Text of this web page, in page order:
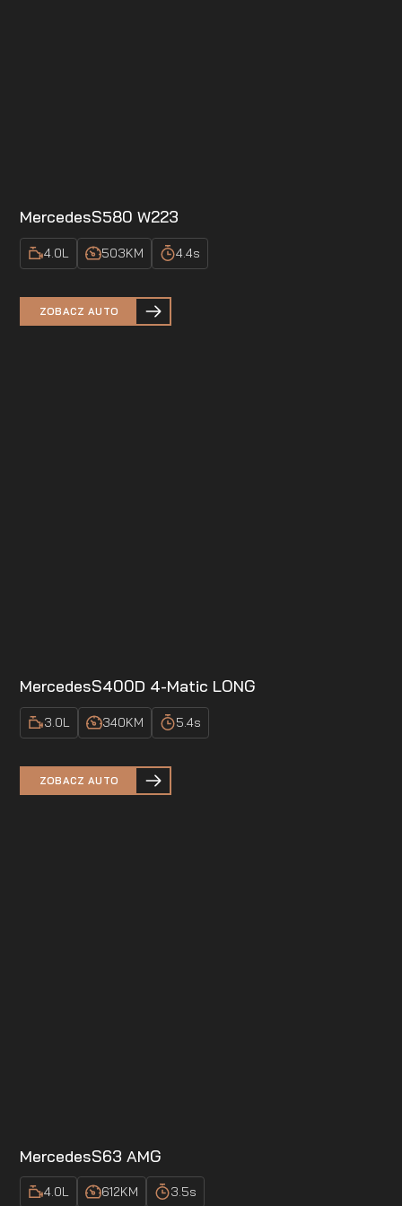
MercedesS580 W223
4.0L 503KM 4.4s
ZOBACZ AUTO
MercedesS400D 4-Matic LONG
3.0L 340KM 5.4s
ZOBACZ AUTO
MercedesS63 AMG
4.0L 612KM 3.5s